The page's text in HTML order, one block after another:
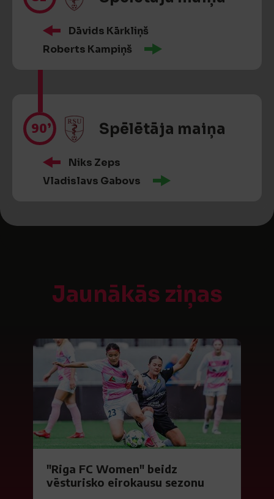
Dāvids Kārkliņš
Roberts Kampiņš
90’ Spēlētāja maiņa
Niks Zeps
Vladislavs Gabovs
Jaunākās ziņas
"Riga FC Women" beidz
vēsturisko eirokausu sezonu